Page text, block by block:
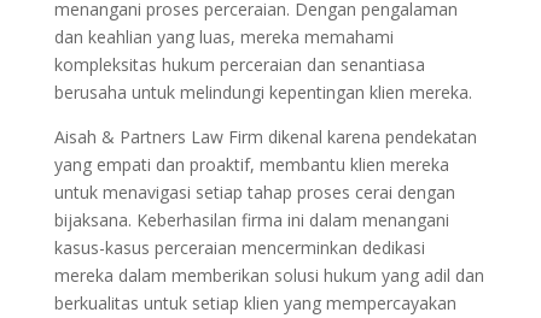
menangani proses perceraian. Dengan pengalaman
dan keahlian yang luas, mereka memahami
kompleksitas hukum perceraian dan senantiasa
berusaha untuk melindungi kepentingan klien mereka.
Aisah & Partners Law Firm dikenal karena pendekatan
yang empati dan proaktif, membantu klien mereka
untuk menavigasi setiap tahap proses cerai dengan
bijaksana. Keberhasilan firma ini dalam menangani
kasus-kasus perceraian mencerminkan dedikasi
mereka dalam memberikan solusi hukum yang adil dan
berkualitas untuk setiap klien yang mempercayakan